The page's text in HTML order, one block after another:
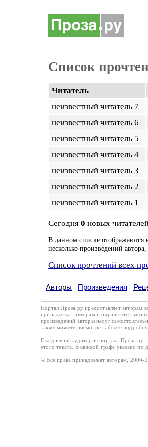
Список
Читатель
неизвестный читатель 7
неизвестный читатель 6
неизвестный читатель 5
неизвестный читатель 4
неизвестный читатель 3
неизвестный читатель 2
неизвестный читатель 1
Сегодня 0 новых
В данном списке отображаются
несколько произведений
Список прочтений всех
Авторы Произведения
Портал Проза.ру предоставляет авторам
принадлежат авторам и охраняются
произведений авторы несут
также можете посмотреть более
Ежедневная аудитория портала Проза.ру
этого текста. В каждой графе указано по
© Все права принадлежат авторам,